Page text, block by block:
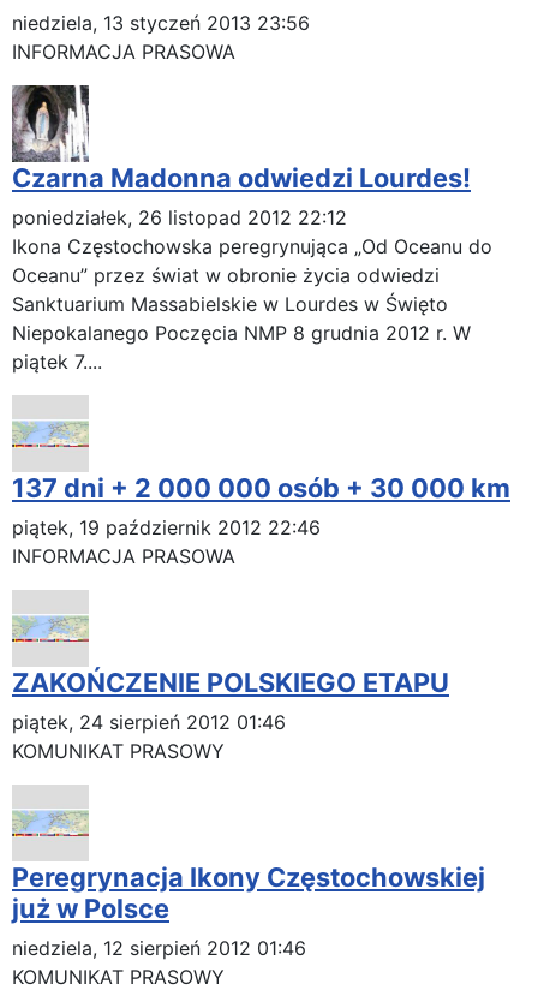
niedziela, 13 styczeń 2013 23:56
INFORMACJA PRASOWA
Czarna Madonna odwiedzi Lourdes!
poniedziałek, 26 listopad 2012 22:12
Ikona Częstochowska peregrynująca „Od Oceanu do
Oceanu” przez świat w obronie życia odwiedzi
Sanktuarium Massabielskie w Lourdes w Święto
Niepokalanego Poczęcia NMP 8 grudnia 2012 r. W
piątek 7....
137 dni + 2 000 000 osób + 30 000 km
piątek, 19 październik 2012 22:46
INFORMACJA PRASOWA
ZAKOŃCZENIE POLSKIEGO ETAPU
piątek, 24 sierpień 2012 01:46
KOMUNIKAT PRASOWY
Peregrynacja Ikony Częstochowskiej
już w Polsce
niedziela, 12 sierpień 2012 01:46
KOMUNIKAT PRASOWY